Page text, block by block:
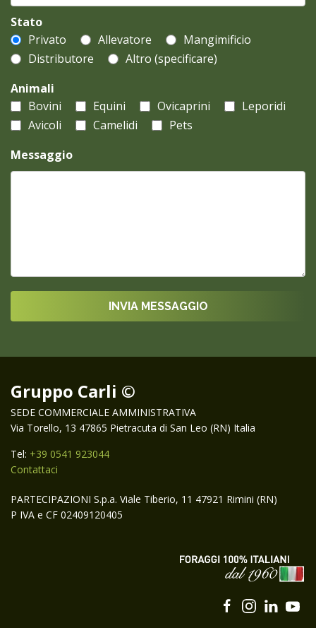
Stato
Privato
Allevatore
Mangimificio
Distributore
Altro (specificare)
Animali
Bovini
Equini Ovicaprini
Leporidi
Avicoli
Camelidi
Pets
Messaggio
Gruppo Carli ©
SEDE COMMERCIALE AMMINISTRATIVA
Via Torello, 13 47865 Pietracuta di San Leo (RN) Italia
Tel: +39 0541 923044
Contattaci
PARTECIPAZIONI S.p.a. Viale Tiberio, 11 47921 Rimini (RN)
P IVA e CF 02409120405